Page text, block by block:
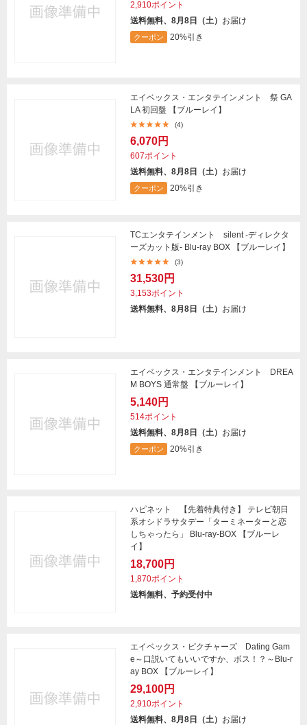
2,910ポイント
送料無料、8月8日（土） お届け
クーポン 20%引き
エイベックス・エンタテインメント 祭 GA
LA 初回盤 【ブルーレイ】
(4)
6,070円
607ポイント
送料無料、8月8日（土） お届け
クーポン 20%引き
TCエンタテインメント silent -ディレクタ
ーズカット版- Blu-ray BOX 【ブルーレイ】
(3)
31,530円
3,153ポイント
送料無料、8月8日（土） お届け
エイベックス・エンタテインメント DREA
M BOYS 通常盤 【ブルーレイ】
5,140円
514ポイント
送料無料、8月8日（土） お届け
クーポン 20%引き
ハピネット 【先着特典付き】 テレビ朝日
系オシドラサタデー「ターミネーターと恋
しちゃったら」 Blu-ray-BOX 【ブルーレ
イ】
18,700円
1,870ポイント
送料無料、予約受付中
エイベックス・ピクチャーズ Dating Gam
e～口説いてもいいですか、ボス！？～Blu-r
ay BOX 【ブルーレイ】
29,100円
2,910ポイント
送料無料、8月8日（土） お届け